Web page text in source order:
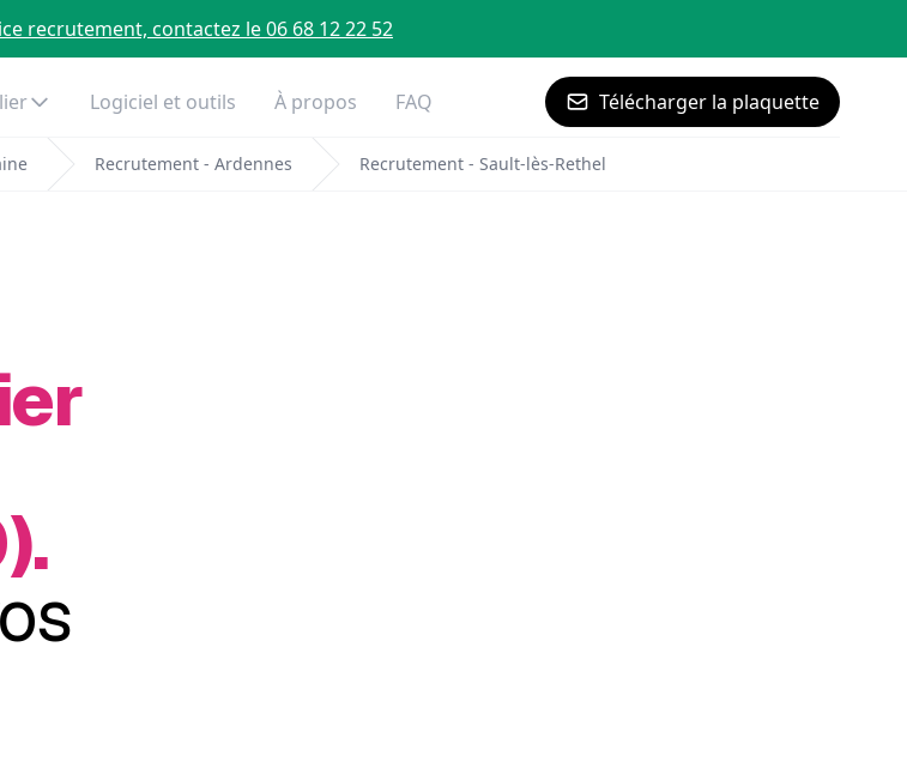
recrutement, contactez le 06 68 12 22 52
Logiciel et outils À propos FAQ Télécharger la plaquette
Recrutement - Ardennes Recrutement - Sault-lès-Rethel